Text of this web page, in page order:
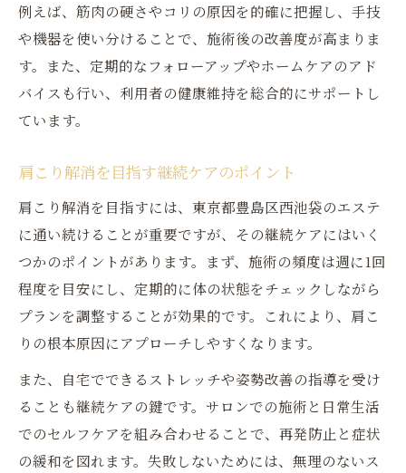
例えば、筋肉の硬さやコリの原因を的確に把握し、手技
や機器を使い分けることで、施術後の改善度が高まりま
す。また、定期的なフォローアップやホームケアのアド
バイスも行い、利用者の健康維持を総合的にサポートし
ています。
肩こり解消を目指す継続ケアのポイント
肩こり解消を目指すには、東京都豊島区西池袋のエステ
に通い続けることが重要ですが、その継続ケアにはいく
つかのポイントがあります。まず、施術の頻度は週に1回
程度を目安にし、定期的に体の状態をチェックしながら
プランを調整することが効果的です。これにより、肩こ
りの根本原因にアプローチしやすくなります。
また、自宅でできるストレッチや姿勢改善の指導を受け
ることも継続ケアの鍵です。サロンでの施術と日常生活
でのセルフケアを組み合わせることで、再発防止と症状
の緩和を図れます。失敗しないためには、無理のないス